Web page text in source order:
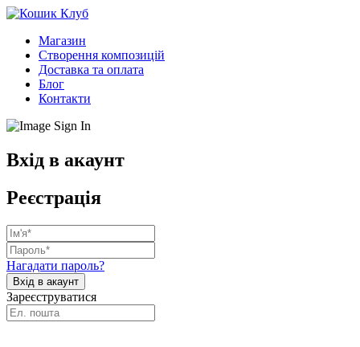
Магазин
Створення композицій
Доставка та оплата
Блог
Контакти
Вхід в акаунт
Реєстрація
Нагадати пароль?
Зареєструватися